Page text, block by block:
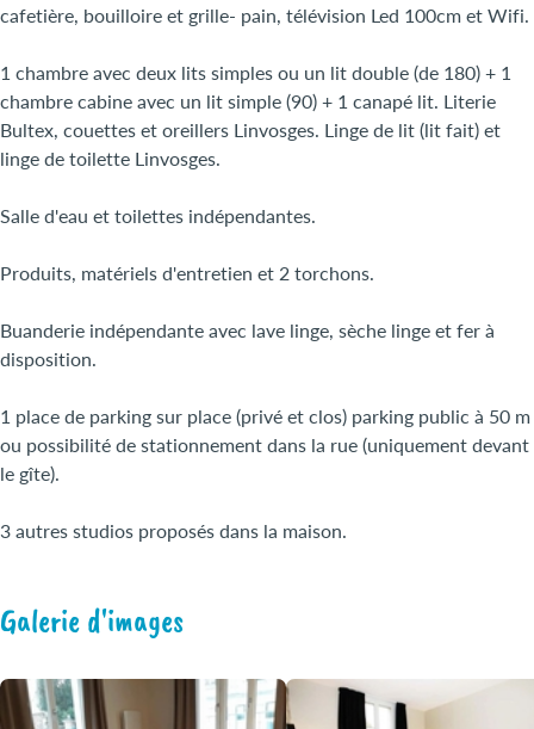
cafetière, bouilloire et grille- pain, télévision Led 100cm et Wifi.
1 chambre avec deux lits simples ou un lit double (de 180) + 1
chambre cabine avec un lit simple (90) + 1 canapé lit. Literie
Bultex, couettes et oreillers Linvosges. Linge de lit (lit fait) et
linge de toilette Linvosges.
Salle d'eau et toilettes indépendantes.
Produits, matériels d'entretien et 2 torchons.
Buanderie indépendante avec lave linge, sèche linge et fer à
disposition.
1 place de parking sur place (privé et clos) parking public à 50 m
ou possibilité de stationnement dans la rue (uniquement devant
le gîte).
3 autres studios proposés dans la maison.
Galerie d'images